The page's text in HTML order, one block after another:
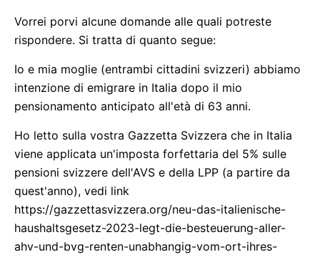
Vorrei porvi alcune domande alle quali potreste
rispondere. Si tratta di quanto segue:
Io e mia moglie (entrambi cittadini svizzeri) abbiamo
intenzione di emigrare in Italia dopo il mio
pensionamento anticipato all'età di 63 anni.
Ho letto sulla vostra Gazzetta Svizzera che in Italia
viene applicata un'imposta forfettaria del 5% sulle
pensioni svizzere dell'AVS e della LPP (a partire da
quest'anno), vedi link
https://gazzettasvizzera.org/neu-das-italienische-
haushaltsgesetz-2023-legt-die-besteuerung-aller-
ahv-und-bvg-renten-unabhangig-vom-ort-ihres-